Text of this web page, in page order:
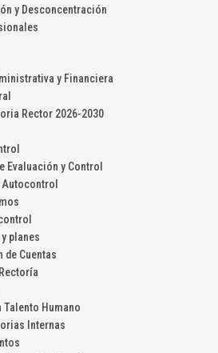
y Desconcentración
y Financiera
Rector 2026-2030
Evaluación y Control
Autocontrol
planes
de Cuentas
Talento Humano
Internas